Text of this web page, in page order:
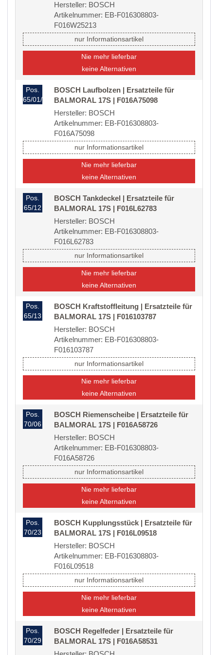
Hersteller: BOSCH
Artikelnummer: EB-F016308803-
F016W25213
nur Informationsartikel
Nie mehr lieferbar
keine Alternativen
Pos.
65/01/20
BOSCH Laufbolzen | Ersatzteile für
BALMORAL 17S | F016A75098
Hersteller: BOSCH
Artikelnummer: EB-F016308803-
F016A75098
nur Informationsartikel
Nie mehr lieferbar
keine Alternativen
Pos.
65/12
BOSCH Tankdeckel | Ersatzteile für
BALMORAL 17S | F016L62783
Hersteller: BOSCH
Artikelnummer: EB-F016308803-
F016L62783
nur Informationsartikel
Nie mehr lieferbar
keine Alternativen
Pos.
65/13
BOSCH Kraftstoffleitung | Ersatzteile für
BALMORAL 17S | F016103787
Hersteller: BOSCH
Artikelnummer: EB-F016308803-
F016103787
nur Informationsartikel
Nie mehr lieferbar
keine Alternativen
Pos.
70/06
BOSCH Riemenscheibe | Ersatzteile für
BALMORAL 17S | F016A58726
Hersteller: BOSCH
Artikelnummer: EB-F016308803-
F016A58726
nur Informationsartikel
Nie mehr lieferbar
keine Alternativen
Pos.
70/23
BOSCH Kupplungsstück | Ersatzteile für
BALMORAL 17S | F016L09518
Hersteller: BOSCH
Artikelnummer: EB-F016308803-
F016L09518
nur Informationsartikel
Nie mehr lieferbar
keine Alternativen
Pos.
70/29
BOSCH Regelfeder | Ersatzteile für
BALMORAL 17S | F016A58531